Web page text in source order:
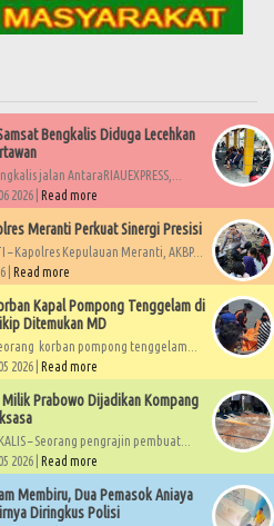
Bengkalis Diduga Lecehkan
jalan AntaraRIAUEXPRESS,...
2026 | Read more
Meranti Perkuat Sinergi Presisi
– Kapolres Kepulauan Meranti, AKBP...
| Read more
Kapal Pompong Tenggelam di
Ditemukan MD
korban pompong tenggelam...
2026 | Read more
Prabowo Dijadikan Kompang
– Seorang pengrajin pembuat...
2026 | Read more
Membiru, Dua Pemasok Aniaya
Diringkus Polisi